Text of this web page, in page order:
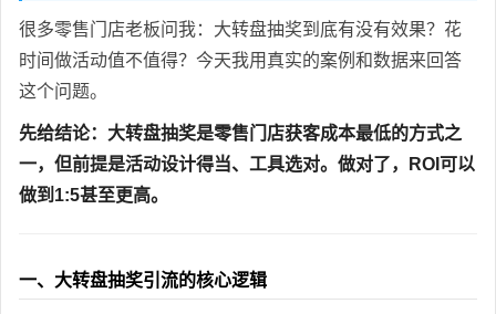
很多零售门店老板问我：大转盘抽奖到底有没有效果？花
时间做活动值不值得？今天我用真实的案例和数据来回答
这个问题。
先给结论：大转盘抽奖是零售门店获客成本最低的方式之
一，但前提是活动设计得当、工具选对。做对了，ROI可以
做到1:5甚至更高。
一、大转盘抽奖引流的核心逻辑